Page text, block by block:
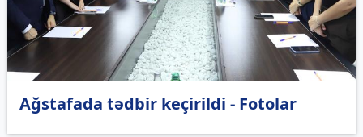
Ağstafada tədbir keçirildi - Fotolar